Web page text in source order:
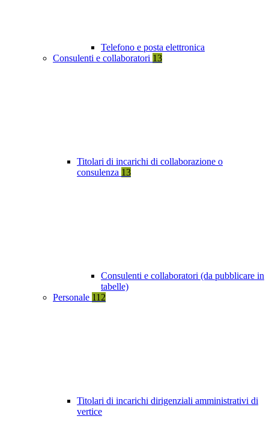
Telefono e posta elettronica
Consulenti e collaboratori 13
Titolari di incarichi di collaborazione o
consulenza 13
Consulenti e collaboratori (da pubblicare in
tabelle)
Personale 112
Titolari di incarichi dirigenziali amministrativi di
vertice